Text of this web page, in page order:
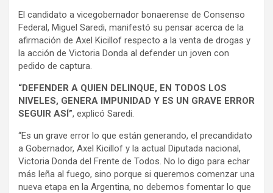
El candidato a vicegobernador bonaerense de Consenso
Federal, Miguel Saredi, manifestó su pensar acerca de la
afirmación de Axel Kicillof respecto a la venta de drogas y
la acción de Victoria Donda al defender un joven con
pedido de captura.
“DEFENDER A QUIEN DELINQUE, EN TODOS LOS
NIVELES, GENERA IMPUNIDAD Y ES UN GRAVE ERROR
SEGUIR ASÍ”, explicó Saredi.
“Es un grave error lo que están generando, el precandidato
a Gobernador, Axel Kicillof y la actual Diputada nacional,
Victoria Donda del Frente de Todos. No lo digo para echar
más leña al fuego, sino porque si queremos comenzar una
nueva etapa en la Argentina, no debemos fomentar lo que